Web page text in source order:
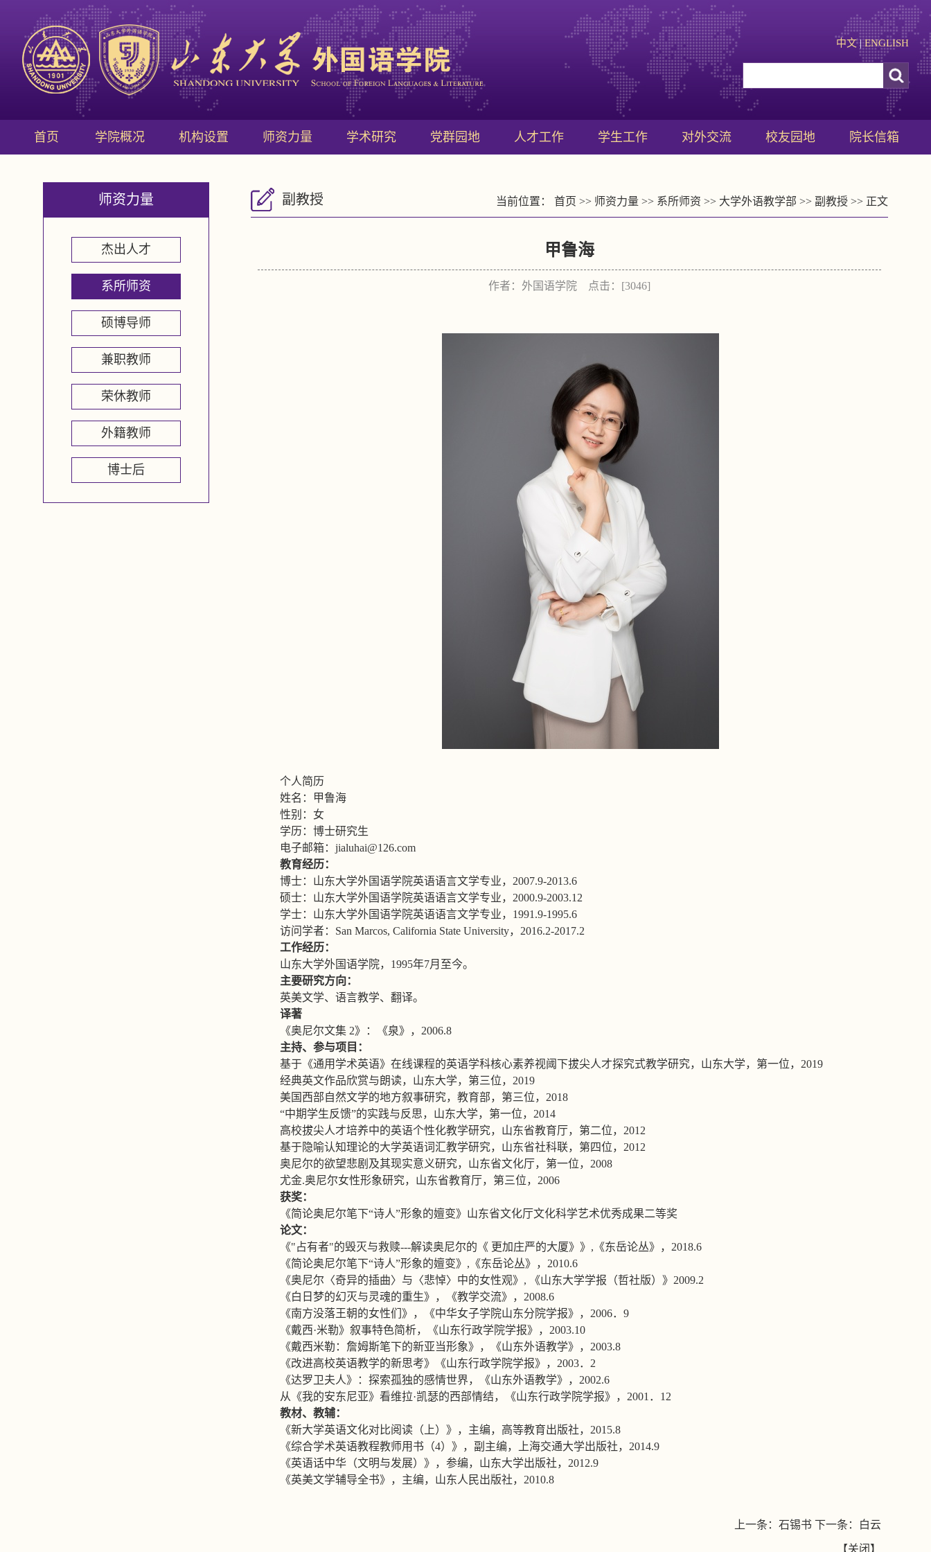
中文|ENGLISH
首页 学院概况 机构设置 师资力量 学术研究 党群园地 人才工作 学生工作 对外交流 校友园地 院长信箱
师资力量
杰出人才
系所师资
硕博导师
兼职教师
荣休教师
外籍教师
博士后
副教授 当前位置： 首页 >> 师资力量 >> 系所师资 >> 大学外语教学部 >> 副教授 >> 正文
甲鲁海
作者：外国语学院 点击：[3046]
个人简历
姓名：甲鲁海
性别：女
学历：博士研究生
电子邮箱： jialuhai@126.com
教育经历：
博士：山东大学外国语学院英语语言文学专业， 2007.9-2013.6
硕士：山东大学外国语学院英语语言文学专业， 2000.9-2003.12
学士：山东大学外国语学院英语语言文学专业， 1991.9-1995.6
访问学者： San Marcos, California State University， 2016.2-2017.2
工作经历：
山东大学外国语学院， 1995年7月至今。
主要研究方向：
英美文学、语言教学、翻译。
译著
《奥尼尔文集 2》：《泉》， 2006.8
主持、参与项目：
基于《通用学术英语》在线课程的英语学科核心素养视阈下拔尖人才探究式教学研究，山东大学，第一位， 2019
经典英文作品欣赏与朗读，山东大学，第三位， 2019
美国西部自然文学的地方叙事研究，教育部，第三位， 2018
“中期学生反馈”的实践与反思，山东大学，第一位， 2014
高校拔尖人才培养中的英语个性化教学研究，山东省教育厅，第二位， 2012
基于隐喻认知理论的大学英语词汇教学研究，山东省社科联，第四位， 2012
奥尼尔的欲望悲剧及其现实意义研究，山东省文化厅，第一位， 2008
尤金.奥尼尔女性形象研究，山东省教育厅，第三位， 2006
获奖：
《简论奥尼尔笔下“诗人”形象的嬗变》山东省文化厅文化科学艺术优秀成果二等奖
论文：
《"占有者"的毁灭与救赎---解读奥尼尔的《 更加庄严的大厦》》 , 《东岳论丛》， 2018.6
《简论奥尼尔笔下“诗人”形象的嬗变》 , 《东岳论丛》， 2010.6
《奥尼尔〈奇异的插曲〉与〈悲悼〉中的女性观》 , 《山东大学学报（哲社版）》 2009.2
《白日梦的幻灭与灵魂的重生》，《教学交流》， 2008.6
《南方没落王朝的女性们》，《中华女子学院山东分院学报》， 2006． 9
《戴西·米勒》叙事特色简析，《山东行政学院学报》， 2003.10
《戴西米勒：詹姆斯笔下的新亚当形象》，《山东外语教学》， 2003.8
《改进高校英语教学的新思考》《山东行政学院学报》， 2003． 2
《达罗卫夫人》：探索孤独的感情世界，《山东外语教学》， 2002.6
从《我的安东尼亚》看维拉·凯瑟的西部情结，《山东行政学院学报》， 2001 ． 12
教材、教辅：
《新大学英语文化对比阅读（上）》，主编，高等教育出版社， 2015.8
《综合学术英语教程教师用书（4）》，副主编，上海交通大学出版社， 2014.9
《英语话中华（文明与发展）》，参编，山东大学出版社， 2012.9
《英美文学辅导全书》，主编，山东人民出版社， 2010.8
上一条： 石锡书 下一条： 白云
【关闭 】